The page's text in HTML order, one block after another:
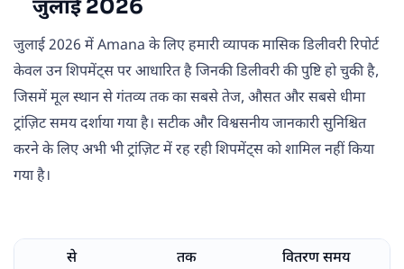
जुलाई 2026
जुलाई 2026 में Amana के लिए हमारी व्यापक मासिक डिलीवरी रिपोर्ट
केवल उन शिपमेंट्स पर आधारित है जिनकी डिलीवरी की पुष्टि हो चुकी है,
जिसमें मूल स्थान से गंतव्य तक का सबसे तेज, औसत और सबसे धीमा
ट्रांज़िट समय दर्शाया गया है। सटीक और विश्वसनीय जानकारी सुनिश्चित
करने के लिए अभी भी ट्रांज़िट में रह रही शिपमेंट्स को शामिल नहीं किया
गया है।
से तक वितरण समय